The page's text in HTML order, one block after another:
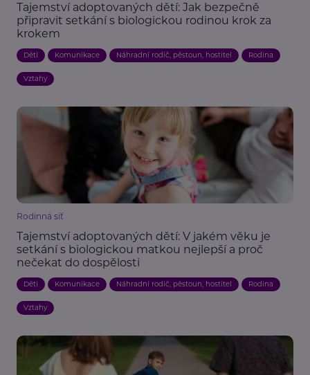
Tajemství adoptovaných dětí: Jak bezpečně
připravit setkání s biologickou rodinou krok za
krokem
Děti Komunikace Náhradní rodič, pěstoun, hostitel Rodina
Vztahy
Rodinná síť
Tajemství adoptovaných dětí: V jakém věku je
setkání s biologickou matkou nejlepší a proč
nečekat do dospělosti
Děti Komunikace Náhradní rodič, pěstoun, hostitel Rodina
Vztahy